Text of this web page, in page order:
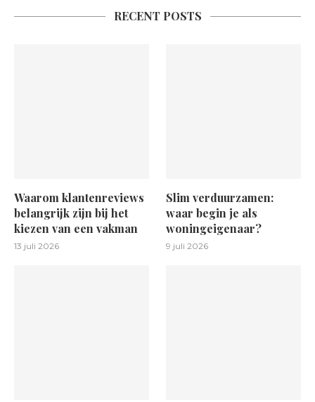
RECENT POSTS
Waarom klantenreviews
belangrijk zijn bij het
kiezen van een vakman
13 juli 2026
Slim verduurzamen:
waar begin je als
woningeigenaar?
9 juli 2026